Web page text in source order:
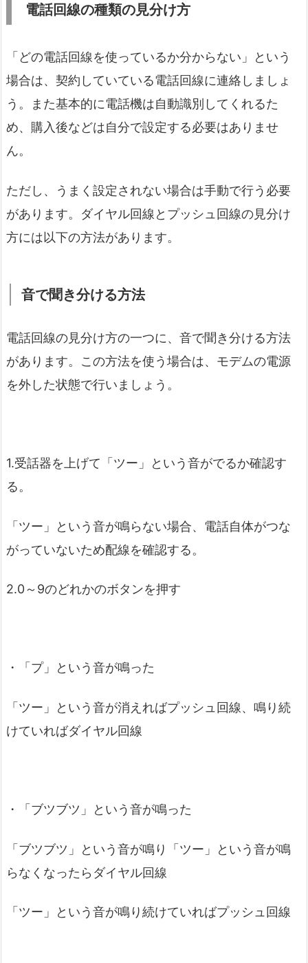
電話回線の種類の見分け方
「どの電話回線を使っているか分からない」という
場合は、契約していている電話回線に連絡しましょ
う。また基本的に電話機は自動識別してくれるた
め、購入後などは自分で設定する必要はありませ
ん。
ただし、うまく設定されない場合は手動で行う必要
があります。ダイヤル回線とプッシュ回線の見分け
方には以下の方法があります。
音で聞き分ける方法
電話回線の見分け方の一つに、音で聞き分ける方法
があります。この方法を使う場合は、モデムの電源
を外した状態で行いましょう。
1.受話器を上げて「ツー」という音がでるか確認す
る。
「ツー」という音が鳴らない場合、電話自体がつな
がっていないため配線を確認する。
2.0～9のどれかのボタンを押す
・「プ」という音が鳴った
「ツー」という音が消えればプッシュ回線、鳴り続
けていればダイヤル回線
・「ブツブツ」という音が鳴った
「ブツブツ」という音が鳴り「ツー」という音が鳴
らなくなったらダイヤル回線
「ツー」という音が鳴り続けていればプッシュ回線